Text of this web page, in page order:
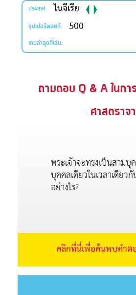
ประเทศ ไนจีเรีย
ซุปเปอร์พอยท์ 500
เกมล่าสุดที่เล่น:
ถามตอบ Q & A ในกา
ศาสตราจ
พระเจ้าจะทรงเป็นสามบุ
บุคคลเดียวในเวลาเดียว
อย่างไร?
คลิกที่นี่เพื่อค้นพบคำ